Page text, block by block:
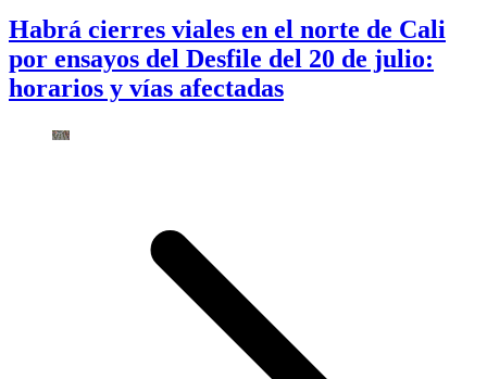
Habrá cierres viales en el norte de Cali
por ensayos del Desfile del 20 de julio:
horarios y vías afectadas